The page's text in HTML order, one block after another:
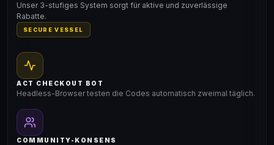
Unser 3-stufiges System sorgt für aktive und zuverlässige
Rabatte.
SECURE VESSEL
ACT CHECKOUT BOT
Headless-Browser testen die Codes automatisch zweimal täglich.
COMMUNITY-KONSENS